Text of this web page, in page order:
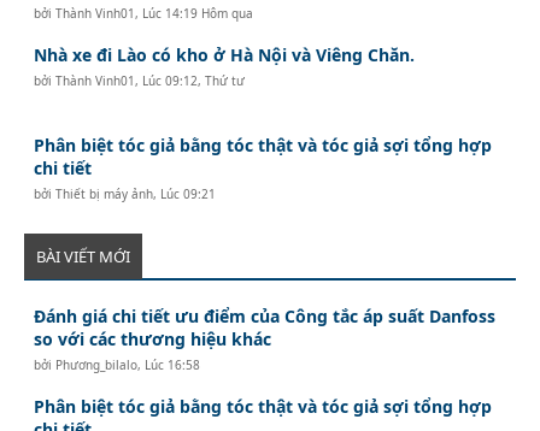
bởiThành Vinh01 , Lúc 14:19 Hôm qua
Nhà xe đi Lào có kho ở Hà Nội và Viêng Chăn.
bởiThành Vinh01 , Lúc 09:12, Thứ tư
Phân biệt tóc giả bằng tóc thật và tóc giả sợi tổng hợp
chi tiết
bởiThiết bị máy ảnh, Lúc 09:21
BÀI VIẾT MỚI
Đánh giá chi tiết ưu điểm của Công tắc áp suất Danfoss
so với các thương hiệu khác
bởi Phương_bilalo, Lúc 16:58
Phân biệt tóc giả bằng tóc thật và tóc giả sợi tổng hợp